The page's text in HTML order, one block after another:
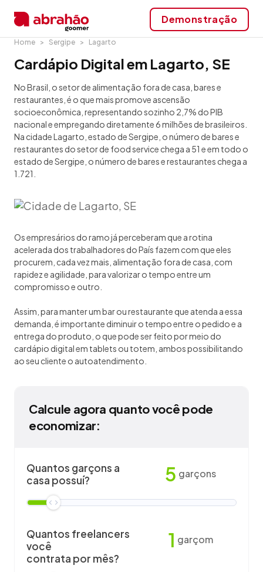
Demonstração
Home Sergipe Lagarto
Cardápio Digital em Lagarto, SE
No Brasil, o setor de alimentação fora de casa, bares e
restaurantes, é o que mais promove ascensão
socioeconômica, representando sozinho 2,7% do PIB
nacional e empregando diretamente 6 milhões de brasileiros.
Na cidade Lagarto, estado de Sergipe, o número de bares e
restaurantes do setor de food service chega a 51 e em todo o
estado de Sergipe, o número de bares e restaurantes chega a
1.721.
Os empresários do ramo já perceberam que a rotina
acelerada dos trabalhadores do País fazem com que eles
procurem, cada vez mais, alimentação fora de casa, com
rapidez e agilidade, para valorizar o tempo entre um
compromisso e outro.
Assim, para manter um bar ou restaurante que atenda a essa
demanda, é importante diminuir o tempo entre o pedido e a
entrega do produto, o que pode ser feito por meio do
cardápio digital em tablets ou totem, ambos possibilitando
ao seu cliente o autoatendimento.
Calcule agora quanto você pode
economizar:
Quantos garçons a
casa possuí?
5 garçons
Quantos freelancers
você
contrata por mês?
1 garçom